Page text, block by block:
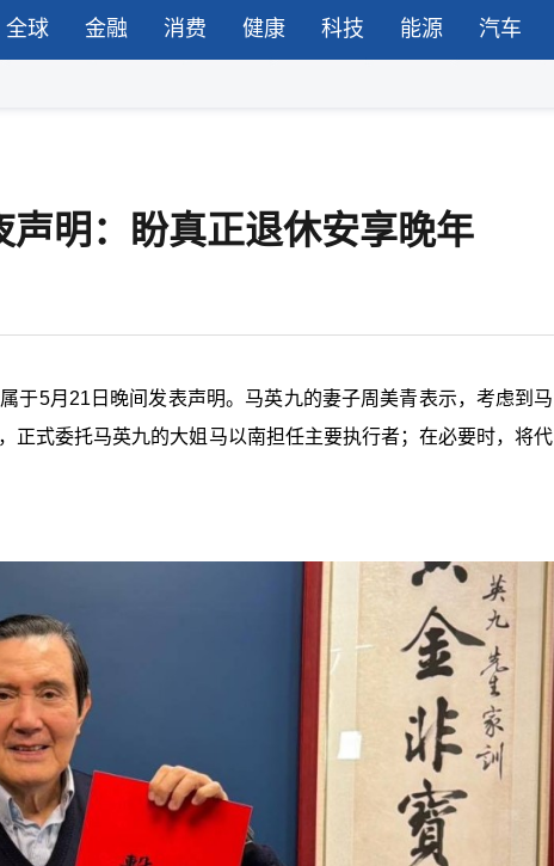
全球 金融 消费 健康 科技 能源 汽车
明：盼真正退休安享晚年
于5月21日晚间发表声明。马英九的妻子周美青表示，考虑到马
正式委托马英九的大姐马以南担任主要执行者；在必要时，将代